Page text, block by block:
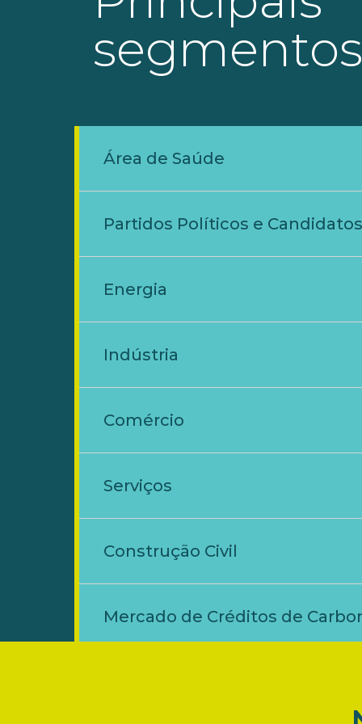
segmentos​
Área de Saúde
Partidos Políticos e Candidatos
Energia
Indústria
Comércio
Serviços
Construção Civil
Mercado de Créditos de